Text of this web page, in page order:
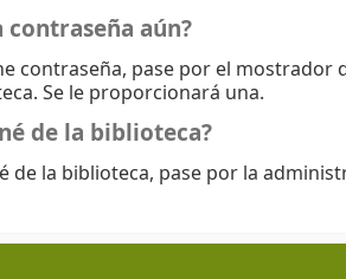
contraseña aún?
contraseña, pase por el mostrador
Se le proporcionará una.
de la biblioteca?
de la biblioteca, pase por la